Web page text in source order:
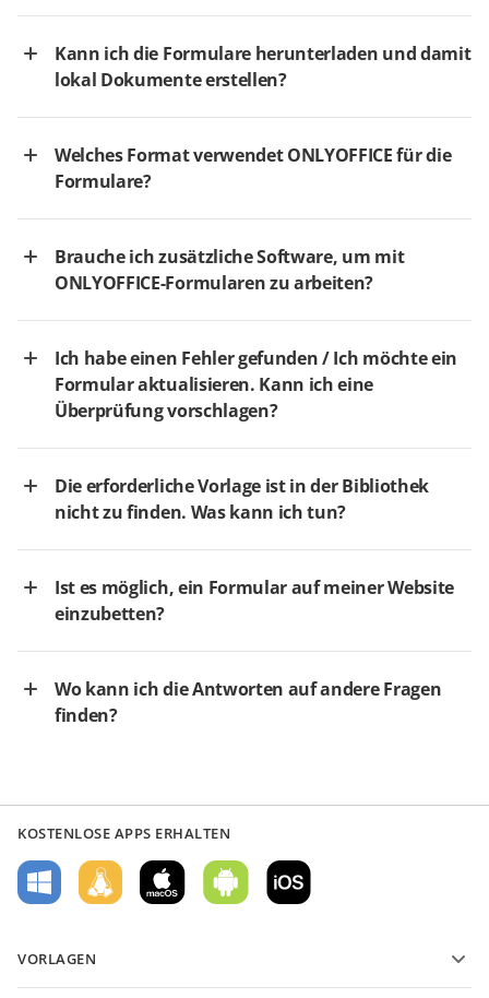
Kann ich die Formulare herunterladen und damit
lokal Dokumente erstellen?
Welches Format verwendet ONLYOFFICE für die
Formulare?
Brauche ich zusätzliche Software, um mit
ONLYOFFICE-Formularen zu arbeiten?
Ich habe einen Fehler gefunden / Ich möchte ein
Formular aktualisieren. Kann ich eine
Überprüfung vorschlagen?
Die erforderliche Vorlage ist in der Bibliothek
nicht zu finden. Was kann ich tun?
Ist es möglich, ein Formular auf meiner Website
einzubetten?
Wo kann ich die Antworten auf andere Fragen
finden?
KOSTENLOSE APPS ERHALTEN
VORLAGEN